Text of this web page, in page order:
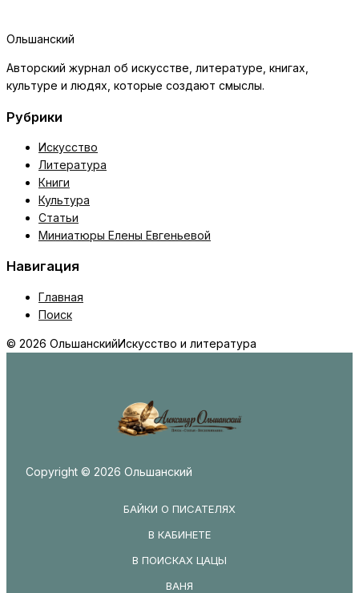
Ольшанский
Авторский журнал об искусстве, литературе, книгах,
культуре и людях, которые создают смыслы.
Рубрики
Искусство
Литература
Книги
Культура
Статьи
Миниатюры Елены Евгеньевой
Навигация
Главная
Поиск
© 2026 ОльшанскийИскусство и литература
Copyright © 2026 Ольшанский
БАЙКИ О ПИСАТЕЛЯХ
В КАБИНЕТЕ
В ПОИСКАХ ЦАЦЫ
ВАНЯ